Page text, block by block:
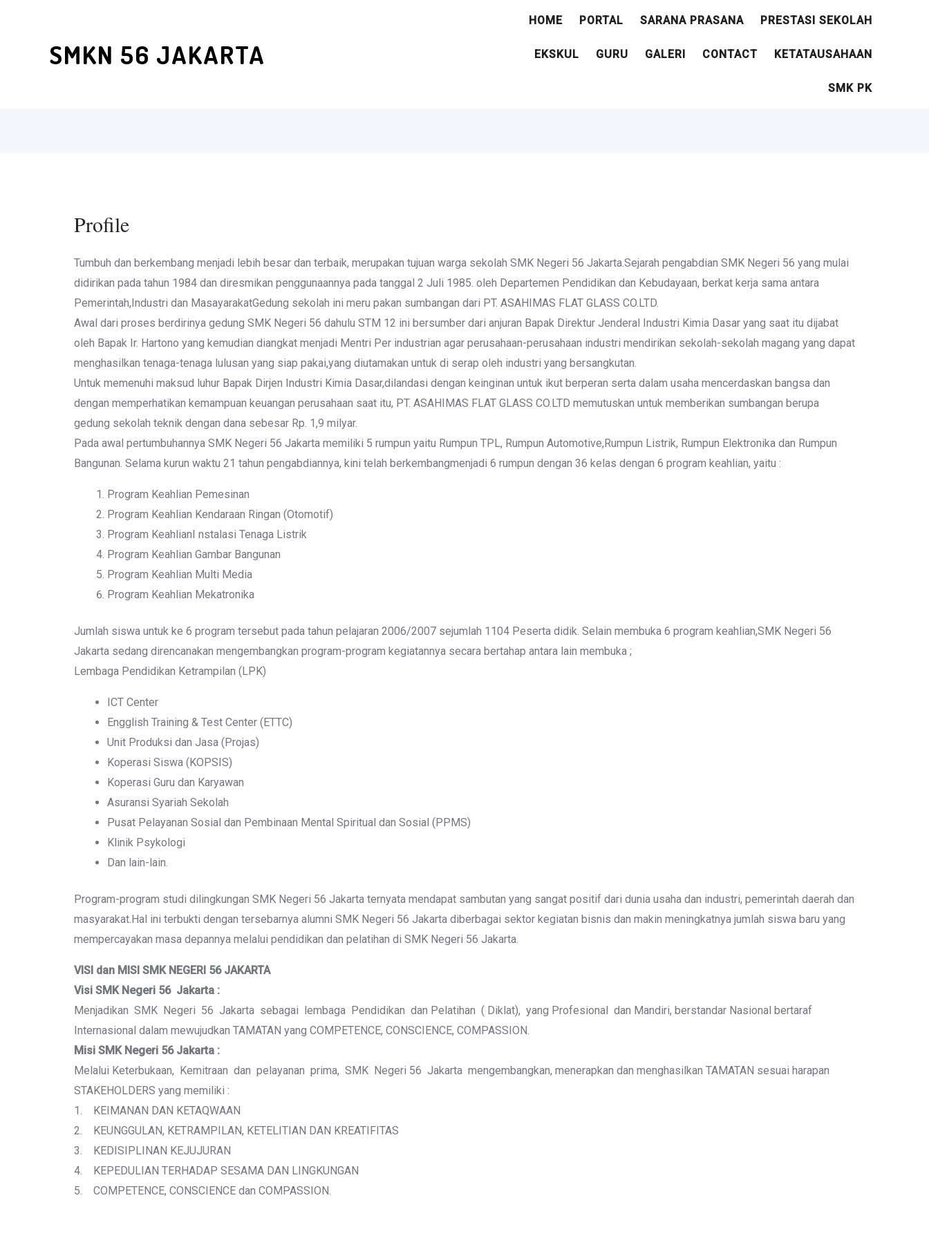
SMKN 56 JAKARTA
HOME PORTAL SARANA PRASANA PRESTASI SEKOLAH
EKSKUL GURU GALERI CONTACT KETATAUSAHAAN
SMK PK
Profile
Tumbuh dan berkembang menjadi lebih besar dan terbaik, merupakan tujuan warga sekolah SMK Negeri 56 Jakarta.Sejarah pengabdian SMK Negeri 56 yang mulai
didirikan pada tahun 1984 dan diresmikan penggunaannya pada tanggal 2 Juli 1985. oleh Departemen Pendidikan dan Kebudayaan, berkat kerja sama antara
Pemerintah,Industri dan MasayarakatGedung sekolah ini meru pakan sumbangan dari PT. ASAHIMAS FLAT GLASS CO.LTD.
Awal dari proses berdirinya gedung SMK Negeri 56 dahulu STM 12 ini bersumber dari anjuran Bapak Direktur Jenderal Industri Kimia Dasar yang saat itu dijabat
oleh Bapak Ir. Hartono yang kemudian diangkat menjadi Mentri Per industrian agar perusahaan-perusahaan industri mendirikan sekolah-sekolah magang yang dapat
menghasilkan tenaga-tenaga lulusan yang siap pakai,yang diutamakan untuk di serap oleh industri yang bersangkutan.
Untuk memenuhi maksud luhur Bapak Dirjen Industri Kimia Dasar,dilandasi dengan keinginan untuk ikut berperan serta dalam usaha mencerdaskan bangsa dan
dengan memperhatikan kemampuan keuangan perusahaan saat itu, PT. ASAHIMAS FLAT GLASS CO.LTD memutuskan untuk memberikan sumbangan berupa
gedung sekolah teknik dengan dana sebesar Rp. 1,9 milyar.
Pada awal pertumbuhannya SMK Negeri 56 Jakarta memiliki 5 rumpun yaitu Rumpun TPL, Rumpun Automotive,Rumpun Listrik, Rumpun Elektronika dan Rumpun
Bangunan. Selama kurun waktu 21 tahun pengabdiannya, kini telah berkembangmenjadi 6 rumpun dengan 36 kelas dengan 6 program keahlian, yaitu :
Program Keahlian Pemesinan
Program Keahlian Kendaraan Ringan (Otomotif)
Program KeahlianI nstalasi Tenaga Listrik
Program Keahlian Gambar Bangunan
Program Keahlian Multi Media
Program Keahlian Mekatronika
Jumlah siswa untuk ke 6 program tersebut pada tahun pelajaran 2006/2007 sejumlah 1104 Peserta didik. Selain membuka 6 program keahlian,SMK Negeri 56
Jakarta sedang direncanakan mengembangkan program-program kegiatannya secara bertahap antara lain membuka ;
Lembaga Pendidikan Ketrampilan (LPK)
ICT Center
Engglish Training & Test Center (ETTC)
Unit Produksi dan Jasa (Projas)
Koperasi Siswa (KOPSIS)
Koperasi Guru dan Karyawan
Asuransi Syariah Sekolah
Pusat Pelayanan Sosial dan Pembinaan Mental Spiritual dan Sosial (PPMS)
Klinik Psykologi
Dan lain-lain.
Program-program studi dilingkungan SMK Negeri 56 Jakarta ternyata mendapat sambutan yang sangat positif dari dunia usaha dan industri, pemerintah daerah dan
masyarakat.Hal ini terbukti dengan tersebarnya alumni SMK Negeri 56 Jakarta diberbagai sektor kegiatan bisnis dan makin meningkatnya jumlah siswa baru yang
mempercayakan masa depannya melalui pendidikan dan pelatihan di SMK Negeri 56 Jakarta.
VISI dan MISI SMK NEGERI 56 JAKARTA
Visi SMK Negeri 56 Jakarta :
Menjadikan SMK Negeri 56 Jakarta sebagai lembaga Pendidikan dan Pelatihan ( Diklat), yang Profesional dan Mandiri, berstandar Nasional bertaraf
Internasional dalam mewujudkan TAMATAN yang COMPETENCE, CONSCIENCE, COMPASSION.
Misi SMK Negeri 56 Jakarta :
Melalui Keterbukaan, Kemitraan dan pelayanan prima, SMK Negeri 56 Jakarta mengembangkan, menerapkan dan menghasilkan TAMATAN sesuai harapan
STAKEHOLDERS yang memiliki :
1. KEIMANAN DAN KETAQWAAN
2. KEUNGGULAN, KETRAMPILAN, KETELITIAN DAN KREATIFITAS
3. KEDISIPLINAN KEJUJURAN
4. KEPEDULIAN TERHADAP SESAMA DAN LINGKUNGAN
5. COMPETENCE, CONSCIENCE dan COMPASSION.